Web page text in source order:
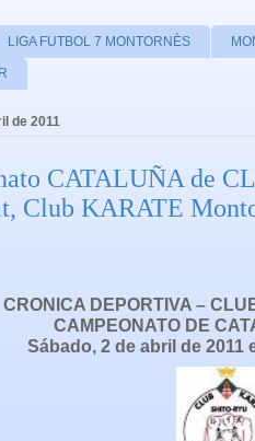
LIGA FUTBOL 7 MONTORNÈS
de 2011
CATALUÑA de
Club KARATE
CRONICA DEPORTIVA –
CAMPEONATO DE
Sábado, 2 de abril de 2011